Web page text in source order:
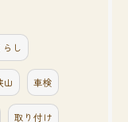
らし
山 車検
取り付け